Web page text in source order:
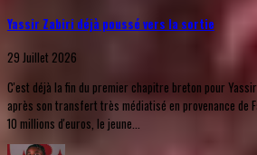
Yassir Zabiri déjà poussé vers la sortie
29 Juillet 2026
C'est déjà la fin du premier chapitre breton pour
après son transfert très médiatisé en provenance de
10 millions d'euros, le jeune...